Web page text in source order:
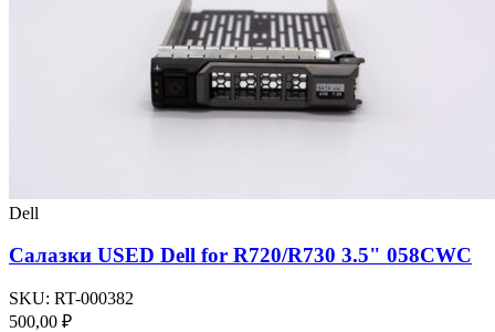
Dell
Салазки USED Dell for R720/R730 3.5" 058CWC
SKU: RT-000382
500,00 ₽